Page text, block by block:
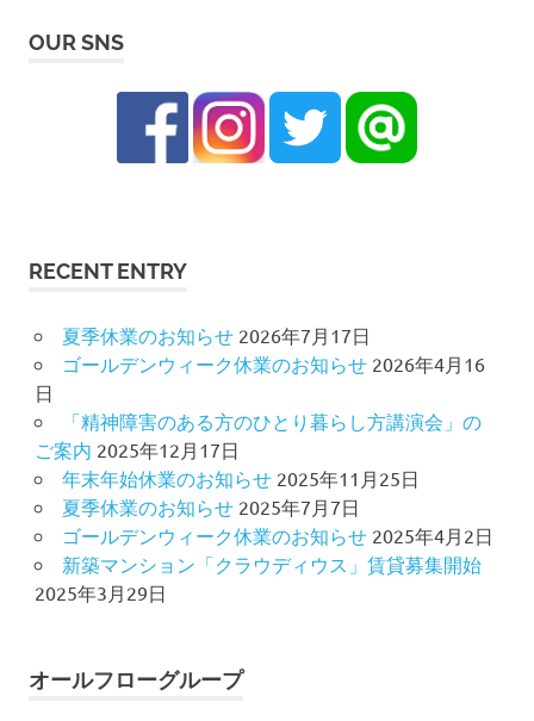
OUR SNS
RECENT ENTRY
夏季休業のお知らせ 2026年7月17日
ゴールデンウィーク休業のお知らせ 2026年4月16
日
「精神障害のある方のひとり暮らし方講演会」の
ご案内 2025年12月17日
年末年始休業のお知らせ 2025年11月25日
夏季休業のお知らせ 2025年7月7日
ゴールデンウィーク休業のお知らせ 2025年4月2日
新築マンション「クラウディウス」賃貸募集開始
2025年3月29日
オールフローグループ